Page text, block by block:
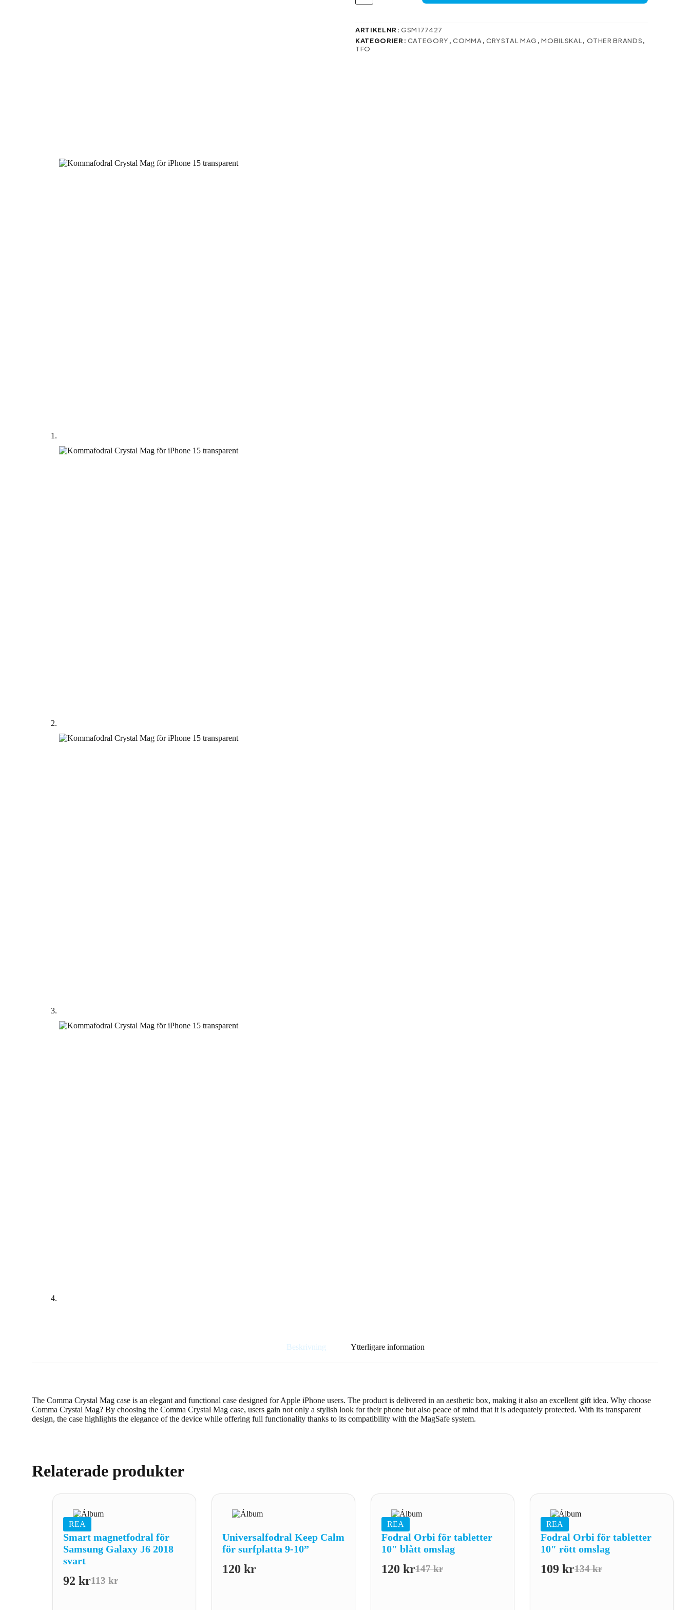
15
transparent
mängd
ARTIKELNR:GSM177427
KATEGORIER: CATEGORY ,COMMA , CRYSTAL MAG ,MOBILSKAL , OTHER BRANDS,
TFO
Beskrivning Ytterligare information
The Comma Crystal Mag case is an elegant and functional case designed for Apple iPhone users. The product is delivered in an aesthetic box, making it also an excellent gift idea. Why choose
Comma Crystal Mag? By choosing the Comma Crystal Mag case, users gain not only a stylish look for their phone but also peace of mind that it is adequately protected. With its transparent
design, the case highlights the elegance of the device while offering full functionality thanks to its compatibility with the MagSafe system.
Relaterade produkter
REA
Smart magnetfodral för
Samsung Galaxy J6 2018
svart
113kr
Det
92 krDet
Universalfodral Keep Calm
för surfplatta 9-10”
120 kr
REA
Fodral Orbi för tabletter
10″ blått omslag
147kr
Det
120 krDet
REA
Fodral Orbi för tabletter
10″ rött omslag
134kr
Det
109 krDet